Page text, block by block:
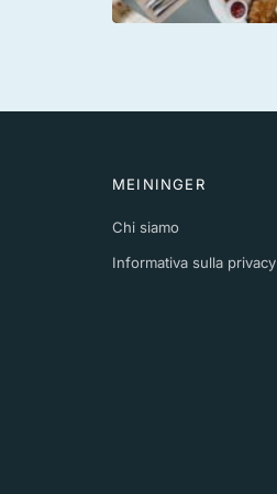
MEININGER
Chi siamo
Informativa sulla privacy